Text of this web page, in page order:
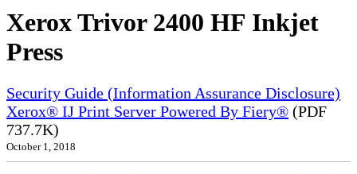
Xerox Trivor 2400 HF Inkjet
Press
Security Guide (Information Assurance Disclosure)
Xerox® IJ Print Server Powered By Fiery® (PDF
737.7K)
October 1, 2018